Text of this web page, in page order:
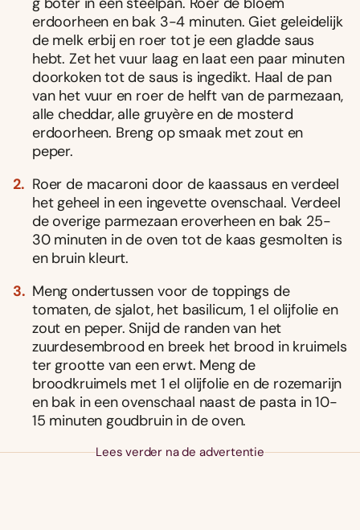
erdoorheen en bak 3-4 minuten. Giet geleidelijk
de melk erbij en roer tot je een gladde saus
hebt. Zet het vuur laag en laat een paar minuten
doorkoken tot de saus is ingedikt. Haal de pan
van het vuur en roer de helft van de parmezaan,
alle cheddar, alle gruyère en de mosterd
erdoorheen. Breng op smaak met zout en
peper.
Roer de macaroni door de kaassaus en verdeel
het geheel in een ingevette ovenschaal. Verdeel
de overige parmezaan eroverheen en bak 25-
30 minuten in de oven tot de kaas gesmolten is
en bruin kleurt.
Meng ondertussen voor de toppings de
tomaten, de sjalot, het basilicum, 1 el olijfolie en
zout en peper. Snijd de randen van het
zuurdesembrood en breek het brood in kruimels
ter grootte van een erwt. Meng de
broodkruimels met 1 el olijfolie en de rozemarijn
en bak in een ovenschaal naast de pasta in 10-
15 minuten goudbruin in de oven.
Lees verder na de advertentie